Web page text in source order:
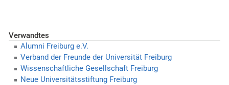
Verwandtes
Alumni Freiburg e.V.
Verband der Freunde der Universität Freiburg
Wissenschaftliche Gesellschaft Freiburg
Neue Universitätsstiftung Freiburg